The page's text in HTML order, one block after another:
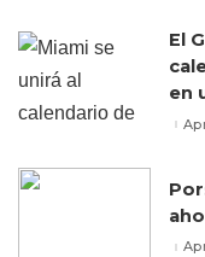
El
en